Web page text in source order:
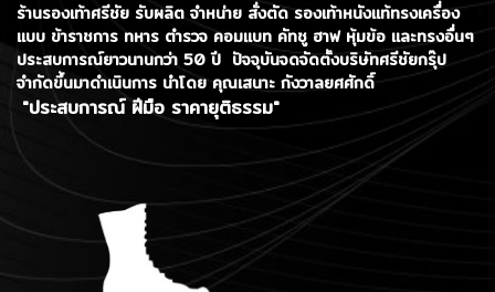
ร้านรองเท้าศรีชัย รับผลิต จำหน่าย สั่งตัด รองเท้าหนังแท้ทรงเครื่อง
แบบ ข้าราชการ ทหาร ตำรวจ คอมแบท คัทชู ฮาฟ หุ้มข้อ และทรงอื่นๆ
ประสบการณ์ยาวนานกว่า 50 ปี ปัจจุบันจดจัดตั้งบริษัทศรีชัยกรุ๊ป
จำกัดขึ้นมาดำเนินการ นำโดย คุณเสนาะ กังวาลยศศักดิ์
"ประสบการณ์ ฝีมือ ราคายุติธรรม"